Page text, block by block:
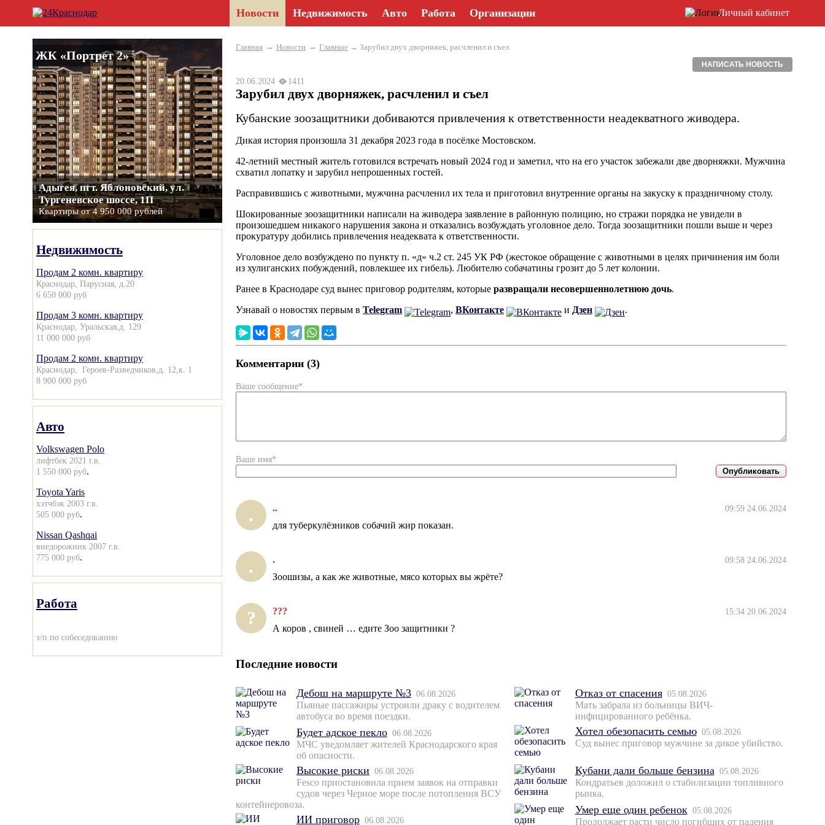
Новости Недвижимость Авто Работа Организации Личный кабинет
ЖК «Портрет 2»
Адыгея, пгт. Яблоновский, ул.
Тургеневское шоссе, 1П
Квартиры от 4 950 000 рублей
Недвижимость
Продам 2 комн. квартиру
Краснодар, Парусная, д.20
6 650 000 руб
Продам 3 комн. квартиру
Краснодар, Уральская,д. 129
11 000 000 руб
Продам 2 комн. квартиру
Краснодар, Героев-Разведчиков,д. 12,к. 1
8 900 000 руб
Авто
Volkswagen Polo
лифтбек 2021 г.в.
1 550 000 руб.
Toyota Yaris
хэтчбэк 2003 г.в.
505 000 руб.
Nissan Qashqai
внедорожник 2007 г.в.
775 000 руб.
Работа
з/п по собеседованию
Главная → Новости → Главные → Зарубил двух дворняжек, расчленил и съел
НАПИСАТЬ НОВОСТЬ
20.06.2024 1411
Зарубил двух дворняжек, расчленил и съел
Кубанские зоозащитники добиваются привлечения к ответственности неадекватного живодера.
Дикая история произошла 31 декабря 2023 года в посёлке Мостовском.
42-летний местный житель готовился встречать новый 2024 год и заметил, что на его участок забежали две дворняжки. Мужчина
схватил лопатку и зарубил непрошенных гостей.
Расправившись с животными, мужчина расчленил их тела и приготовил внутренние органы на закуску к праздничному столу.
Шокированные зоозащитники написали на живодера заявление в районную полицию, но стражи порядка не увидели в
произошедшем никакого нарушения закона и отказались возбуждать уголовное дело. Тогда зоозащитники пошли выше и через
прокуратуру добились привлечения неадеквата к ответственности.
Уголовное дело возбуждено по пункту п. «д» ч.2 ст. 245 УК РФ (жестокое обращение с животными в целях причинения им боли
из хулиганских побуждений, повлекшее их гибель). Любителю собачатины грозит до 5 лет колонии.
Ранее в Краснодаре суд вынес приговор родителям, которые развращали несовершеннолетнюю дочь.
Узнавай о новостях первым в Telegram , ВКонтакте и Дзен .
Комментарии (3)
Ваше сообщение*
Ваше имя*
. .. 09:59 24.06.2024
для туберкулёзников собачий жир показан.
. . 09:58 24.06.2024
Зоошизы, а как же животные, мясо которых вы жрёте?
? ??? 15:34 20.06.2024
А коров , свиней … едите Зоо защитники ?
Последние новости
Дебош на маршруте №3 06.08.2026
Пьяные пассажиры устроили драку с водителем
автобуса во время поездки.
Будет адское пекло 06.08.2026
МЧС уведомляет жителей Краснодарского края
об опасности.
Высокие риски 06.08.2026
Fesco приостановила прием заявок на отправки
судов через Черное море после потопления ВСУ
контейнеровоза.
ИИ приговор 06.08.2026
Отказ от спасения 05.08.2026
Мать забрала из больницы ВИЧ-
инфицированного ребёнка.
Хотел обезопасить семью 05.08.2026
Суд вынес приговор мужчине за дикое убийство.
Кубани дали больше бензина 05.08.2026
Кондратьев доложил о стабилизации топливного
рынка.
Умер еще один ребенок 05.08.2026
Продолжает расти число погибших от падения